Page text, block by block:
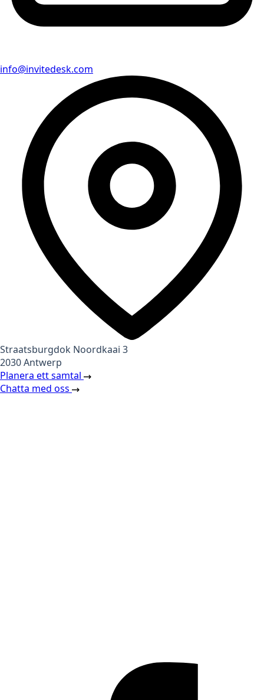
info@invitedesk.com
Straatsburgdok Noordkaai 3
2030 Antwerp
Planera ett samtal
Chatta med oss